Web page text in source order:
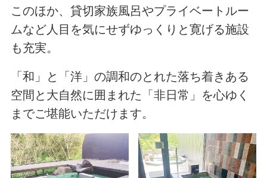
このほか、貸切家族風呂やプライベートルー
ムなど人目を気にせずゆっくりと寛げる施設
も充実。
「和」と「洋」の調和のとれた落ち着きある
空間と大自然に囲まれた「非日常」を心ゆく
までご堪能いただけます。